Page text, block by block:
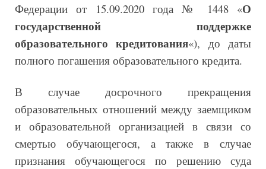
Федерации от 15.09.2020 года № 1448 «О
государственной поддержке
образовательного кредитования«), до даты
полного погашения образовательного кредита.
В случае досрочного прекращения
образовательных отношений между заемщиком
и образовательной организацией в связи со
смертью обучающегося, а также в случае
признания обучающегося по решению суда